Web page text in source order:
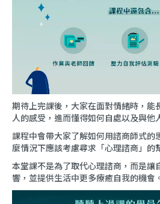
期待上完課後，大家在面對情緒時，能
人的感受，進而懂得如何自處以及與他
課程中會帶大家了解如何用諮商師式的
麼情況下應該考慮尋求「心理諮商」的
本堂課不是為了取代心理諮商，而是讓
響，並提供生活中更多療癒自我的機會。